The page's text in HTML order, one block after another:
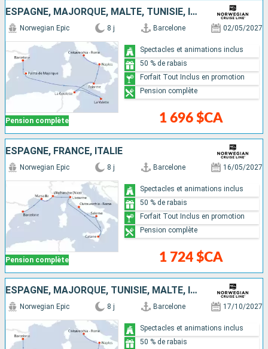
ESPAGNE, MAJORQUE, MALTE, TUNISIE, ITALIE
Pension complète
Norwegian Epic 8 j Barcelone 02/05/2027
1 696 $CA
Spectacles et animations inclus
50 % de rabais
Forfait Tout Inclus en promotion
Pension complète
ESPAGNE, FRANCE, ITALIE
Pension complète
Norwegian Epic 8 j Barcelone 16/05/2027
1 724 $CA
Spectacles et animations inclus
50 % de rabais
Forfait Tout Inclus en promotion
Pension complète
ESPAGNE, MAJORQUE, TUNISIE, MALTE, ITALIE
Norwegian Epic 8 j Barcelone 17/10/2027
Spectacles et animations inclus
50 % de rabais